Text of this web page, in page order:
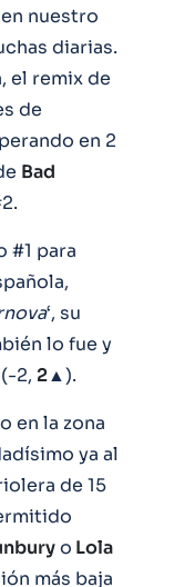
nuestro
diarias.
el remix de
de
en 2
Bad
#1 para
‘, su
lo fue y
2, 2▲).
en la zona
ya al
de 15
o Lola
más baja